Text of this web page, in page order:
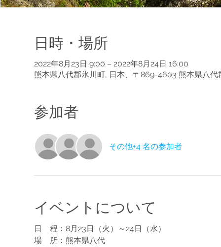
日時・場所
2022年8月23日 9:00 – 2022年8月24日 16:00
熊本県八代郡氷川町, 日本、〒869-4603 熊本県八代
参加者
その他+4 名の参加者
イベントについて
日　程：8月23日（火）～24日（水）
場　所：熊本県八代